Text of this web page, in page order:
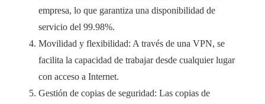
empresa, lo que garantiza una disponibilidad de
servicio del 99.98%.
Movilidad y flexibilidad: A través de una VPN, se
facilita la capacidad de trabajar desde cualquier lugar
con acceso a Internet.
Gestión de copias de seguridad: Las copias de